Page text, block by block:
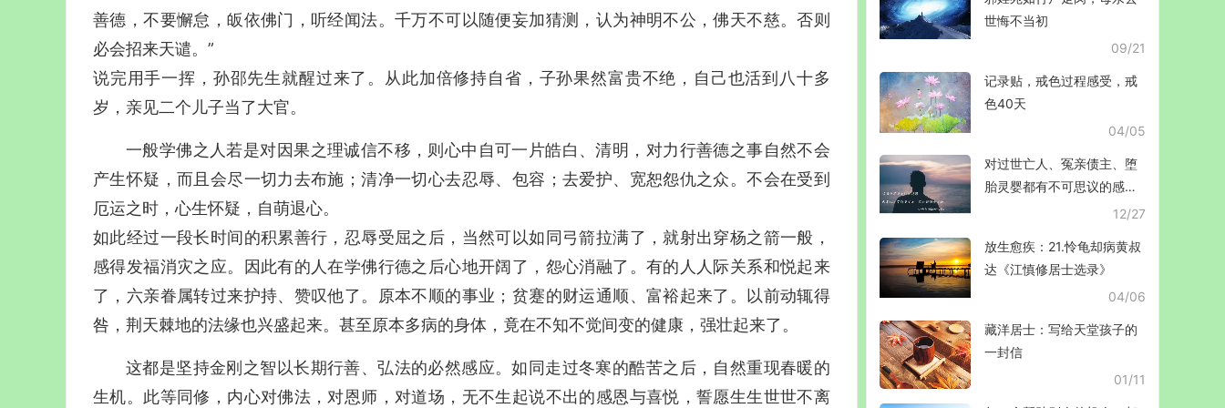
善德，不要懈怠，皈依佛门，听经闻法。千万不可以随便妄加猜测，认为神明不公，佛天不慈。否则
必会招来天谴。”
说完用手一挥，孙邵先生就醒过来了。从此加倍修持自省，子孙果然富贵不绝，自己也活到八十多
岁，亲见二个儿子当了大官。
一般学佛之人若是对因果之理诚信不移，则心中自可一片皓白、清明，对力行善德之事自然不会
产生怀疑，而且会尽一切力去布施；清净一切心去忍辱、包容；去爱护、宽恕怨仇之众。不会在受到
厄运之时，心生怀疑，自萌退心。
如此经过一段长时间的积累善行，忍辱受屈之后，当然可以如同弓箭拉满了，就射出穿杨之箭一般，
感得发福消灾之应。因此有的人在学佛行德之后心地开阔了，怨心消融了。有的人人际关系和悦起来
了，六亲眷属转过来护持、赞叹他了。原本不顺的事业；贫蹇的财运通顺、富裕起来了。以前动辄得
咎，荆天棘地的法缘也兴盛起来。甚至原本多病的身体，竟在不知不觉间变的健康，强壮起来了。
这都是坚持金刚之智以长期行善、弘法的必然感应。如同走过冬寒的酷苦之后，自然重现春暖的
生机。此等同修，内心对佛法，对恩师，对道场，无不生起说不出的感恩与喜悦，誓愿生生世世不离
世悔不当初
09/21
记录贴，戒色过程感受，戒
色40天
04/05
对过世亡人、冤亲债主、堕
胎灵婴都有不可思议的感应
12/27
放生愈疾：21.怜龟却病黄叔
达《江慎修居士选录》
04/06
藏洋居士：写给天堂孩子的
一封信
01/11